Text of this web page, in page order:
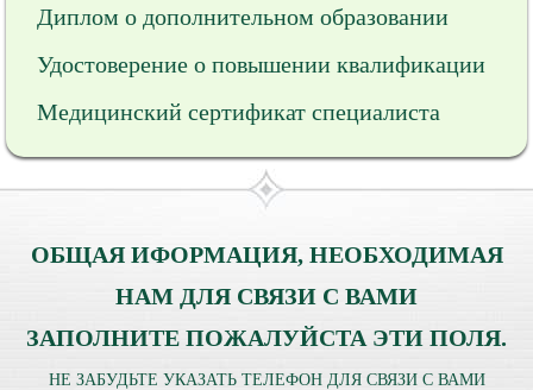
Диплом о дополнительном образовании
Удостоверение о повышении квалификации
Медицинский сертификат специалиста
ОБЩАЯ ИФОРМАЦИЯ, НЕОБХОДИМАЯ
НАМ ДЛЯ СВЯЗИ С ВАМИ
ЗАПОЛНИТЕ ПОЖАЛУЙСТА ЭТИ ПОЛЯ.
НЕ ЗАБУДЬТЕ УКАЗАТЬ ТЕЛЕФОН ДЛЯ СВЯЗИ С ВАМИ